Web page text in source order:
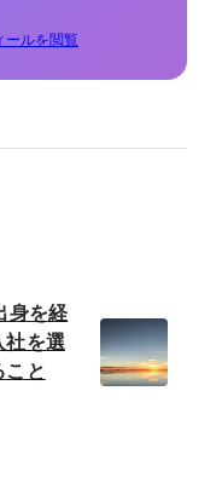
ールを閲覧
身を経
社を選
と